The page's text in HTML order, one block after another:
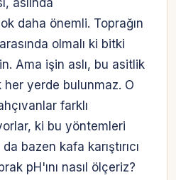
aslında
daha önemli. Toprağın
olmalı ki bitki
Ama işin aslı, bu asitlik
yerde bulunmaz. O
farklı
ki bu yöntemleri
bazen kafa karıştırıcı
pH'ını nasıl ölçeriz?